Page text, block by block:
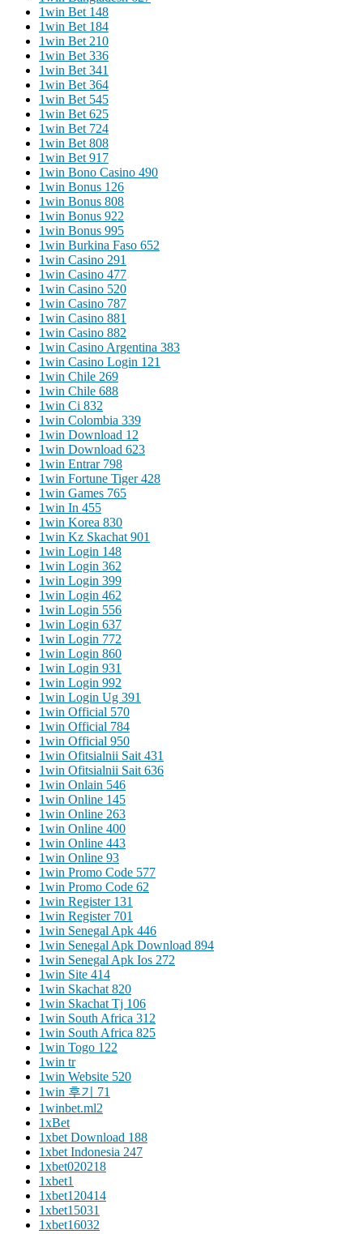
1win Bet 148
1win Bet 184
1win Bet 210
1win Bet 336
1win Bet 341
1win Bet 364
1win Bet 545
1win Bet 625
1win Bet 724
1win Bet 808
1win Bet 917
1win Bono Casino 490
1win Bonus 126
1win Bonus 808
1win Bonus 922
1win Bonus 995
1win Burkina Faso 652
1win Casino 291
1win Casino 477
1win Casino 520
1win Casino 787
1win Casino 881
1win Casino 882
1win Casino Argentina 383
1win Casino Login 121
1win Chile 269
1win Chile 688
1win Ci 832
1win Colombia 339
1win Download 12
1win Download 623
1win Entrar 798
1win Fortune Tiger 428
1win Games 765
1win In 455
1win Korea 830
1win Kz Skachat 901
1win Login 148
1win Login 362
1win Login 399
1win Login 462
1win Login 556
1win Login 637
1win Login 772
1win Login 860
1win Login 931
1win Login 992
1win Login Ug 391
1win Official 570
1win Official 784
1win Official 950
1win Ofitsialnii Sait 431
1win Ofitsialnii Sait 636
1win Onlain 546
1win Online 145
1win Online 263
1win Online 400
1win Online 443
1win Online 93
1win Promo Code 577
1win Promo Code 62
1win Register 131
1win Register 701
1win Senegal Apk 446
1win Senegal Apk Download 894
1win Senegal Apk Ios 272
1win Site 414
1win Skachat 820
1win Skachat Tj 106
1win South Africa 312
1win South Africa 825
1win Togo 122
1win tr
1win Website 520
1win 후기 71
1winbet.ml2
1xBet
1xbet Download 188
1xbet Indonesia 247
1xbet020218
1xbet1
1xbet120414
1xbet15031
1xbet16032